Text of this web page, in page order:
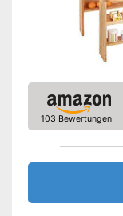
103 Bewertungen